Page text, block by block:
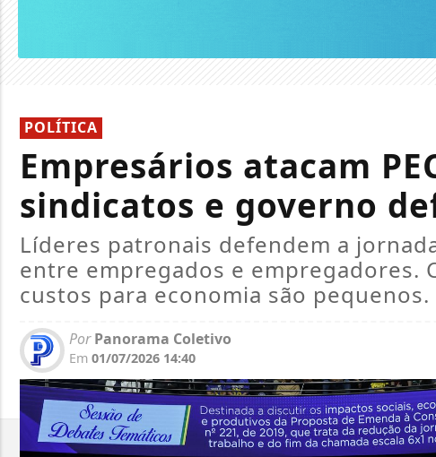
POLÍTICA
Empresários atacam
sindicatos e governo
Líderes patronais defendem a
entre empregados e empregadores.
custos para economia são pequenos.
PorPanorama Coletivo
Em 01/07/2026 14:40